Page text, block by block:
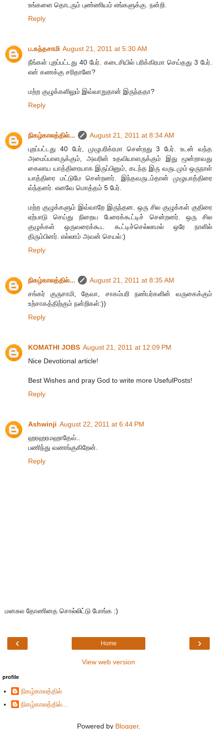
உங்களை தொடரும் புண்ணியம் எங்களுக்கு. நன்றி.
Reply
ப.கந்தசாமி August 21, 2011 at 5:30 AM
நீங்கள் புறப்பட்டது 40 பேர். கடைசியில் பரிக்கிரமா செய்தது 3 பேர்.
என் கணக்கு சரிதானே?
மற்ற குழுக்களிலும் இவ்வாறுதான் இருந்ததா?
Reply
நிகழ்காலத்தில்...
August 21, 2011 at 8:34 AM
புறப்பட்டது 40 பேர், முழுபரிக்ரமா சென்றது 3 பேர். உடன் வந்த
அமைப்பாளருக்கும், அவரின் உதவியாளருக்கும் இது மூன்றாவது
கைலாய யாத்திரையாக இருப்பினும், கடந்த இரு வருடமும் ஒருநாள்
யாத்திரை மட்டுமே சென்றனர். இந்தவருடம்தான் முழுயாத்திரை
வ்ந்தனர். எனவே மொத்தம் 5 பேர்.
மற்ற குழுக்களும் இவ்வாறே இருந்தன. ஒரு சில குழுக்கள் குதிரை
ஏற்பாடு செய்து நிறைய பேரைக்கூட்டிச் சென்றனர். ஒரு சில
குழுக்கள் ஒருவரைக்கூட கூட்டிச்செல்லாமல் ஒரே நாளில்
திரும்பினர். எல்லாம் அவன் செயல்:)
Reply
நிகழ்காலத்தில்...
August 21, 2011 at 8:35 AM
சங்கர் குருசாமி, தேவா, சாகம்பரி நண்பர்களின் வருகைக்கும்
உற்சாகத்திற்கும் நன்றிகள்:))
Reply
KOMATHI JOBS August 21, 2011 at 12:09 PM
Nice Devotional article!
Best Wishes and pray God to write more UsefulPosts!
Reply
Ashwinji August 22, 2011 at 6:44 PM
ஹரஹரமஹாதேவ்..
பணிந்து வணங்குகிறேன்.
Reply
மனசுல தோணினத சொல்லிட்டு போங்க :)
‹ ›
Home
View web version
profile
நிகழ்காலத்தில்
நிகழ்காலத்தில்...
Powered by Blogger.